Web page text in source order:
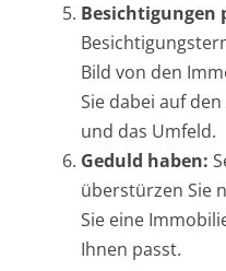
Besichtigungen
Bild von den
Sie dabei auf
und das Umfeld.
Geduld haben:
überstürzen Sie
Sie eine
Ihnen passt.